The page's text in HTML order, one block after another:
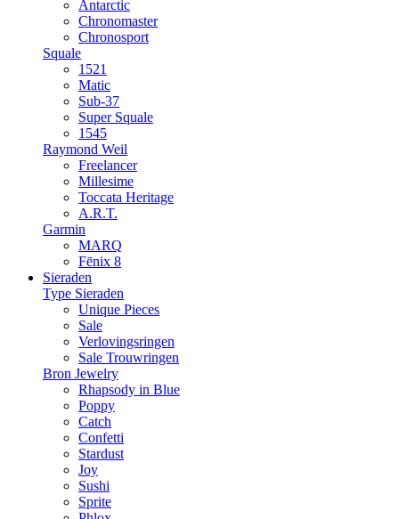
Antarctic
Chronomaster
Chronosport
Squale
1521
Matic
Sub-37
Super Squale
1545
Raymond Weil
Freelancer
Millesime
Toccata Heritage
A.R.T.
Garmin
MARQ
Fēnix 8
Sieraden
Type Sieraden
Unique Pieces
Sale
Verlovingsringen
Sale Trouwringen
Bron Jewelry
Rhapsody in Blue
Poppy
Catch
Confetti
Stardust
Joy
Sushi
Sprite